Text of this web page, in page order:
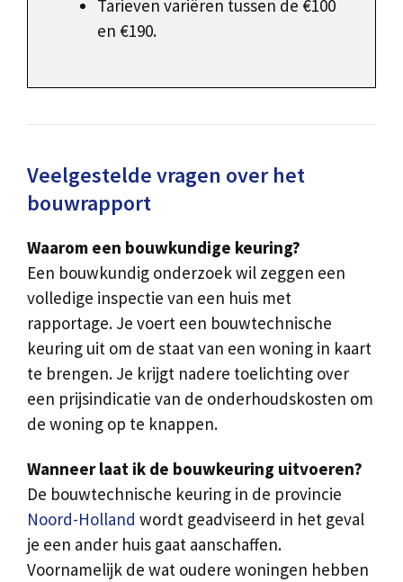
Tarieven variëren tussen de €100
en €190.
Veelgestelde vragen over het
bouwrapport
Waarom een bouwkundige keuring?
Een bouwkundig onderzoek wil zeggen een
volledige inspectie van een huis met
rapportage. Je voert een bouwtechnische
keuring uit om de staat van een woning in kaart
te brengen. Je krijgt nadere toelichting over
een prijsindicatie van de onderhoudskosten om
de woning op te knappen.
Wanneer laat ik de bouwkeuring uitvoeren?
De bouwtechnische keuring in de provincie
Noord-Holland wordt geadviseerd in het geval
je een ander huis gaat aanschaffen.
Voornamelijk de wat oudere woningen hebben